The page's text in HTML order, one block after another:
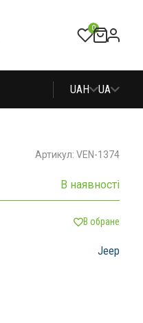
0
UAH UA
Артикул: VEN-1374
В наявності
В обране
Jeep